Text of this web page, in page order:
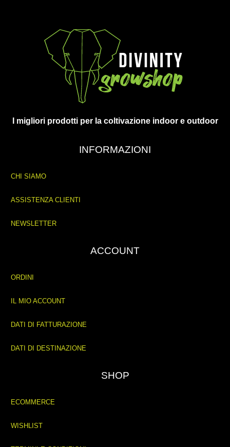
I migliori prodotti per la coltivazione indoor e outdoor
INFORMAZIONI
CHI SIAMO
ASSISTENZA CLIENTI
NEWSLETTER
ACCOUNT
ORDINI
IL MIO ACCOUNT
DATI DI FATTURAZIONE
DATI DI DESTINAZIONE
SHOP
ECOMMERCE
WISHLIST